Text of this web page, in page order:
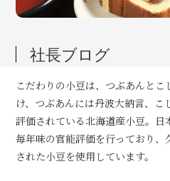
社長ブログ
こだわりの小豆は、つぶあんと
け、つぶあんには丹波大納言、こ
評価されている北海道産小豆。
毎年味の官能評価を行っており
された小豆を使用しています。